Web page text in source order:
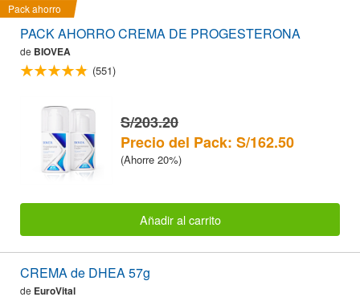
Pack ahorro
PACK AHORRO CREMA DE PROGESTERONA
de BIOVEA
(551)
S/203.20
Precio del Pack: S/162.50
(Ahorre 20%)
Añadir al carrito
CREMA de DHEA 57g
de EuroVital